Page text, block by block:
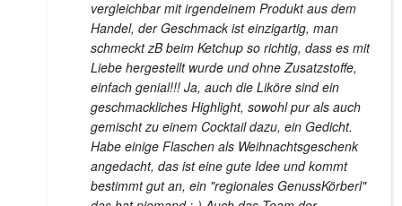
vergleichbar mit irgendeinem Produkt aus dem
Handel, der Geschmack ist einzigartig, man
schmeckt zB beim Ketchup so richtig, dass es mit
Liebe hergestellt wurde und ohne Zusatzstoffe,
einfach genial!!! Ja, auch die Liköre sind ein
geschmackliches Highlight, sowohl pur als auch
gemischt zu einem Cocktail dazu, ein Gedicht.
Habe einige Flaschen als Weihnachtsgeschenk
angedacht, das ist eine gute Idee und kommt
bestimmt gut an, ein "regionales GenussKörberl"